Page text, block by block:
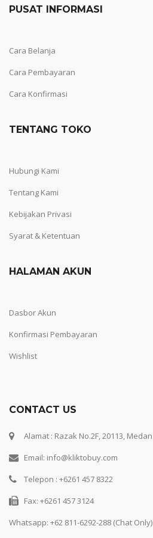
PUSAT INFORMASI
Cara Belanja
Cara Pembayaran
Cara Konfirmasi
TENTANG TOKO
Hubungi Kami
Tentang Kami
Kebijakan Privasi
Syarat & Ketentuan
HALAMAN AKUN
Dasbor Akun
Konfirmasi Pembayaran
Wishlist
CONTACT US
Alamat : Razak No.2F, 20113, Medan
Email: info@kliktobuy.com
Telepon : +6261 457 8322
Fax: +6261 457 3124
Whatsapp: +62 811-6292-288 (Chat Only)